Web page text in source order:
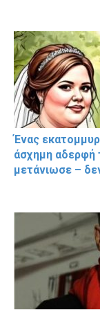
Ένας
άσχημη αδερφή
μετάνιωσε –